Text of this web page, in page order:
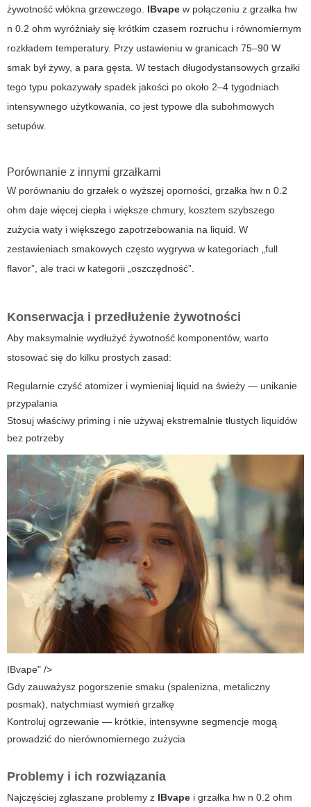
żywotność włókna grzewczego. IBvape w połączeniu z grzałka hw
n 0.2 ohm wyróżniały się krótkim czasem rozruchu i równomiernym
rozkładem temperatury. Przy ustawieniu w granicach 75–90 W
smak był żywy, a para gęsta. W testach długodystansowych grzałki
tego typu pokazywały spadek jakości po około 2–4 tygodniach
intensywnego użytkowania, co jest typowe dla subohmowych
setupów.
Porównanie z innymi grzałkami
W porównaniu do grzałek o wyższej oporności, grzałka hw n 0.2
ohm daje więcej ciepła i większe chmury, kosztem szybszego
zużycia waty i większego zapotrzebowania na liquid. W
zestawieniach smakowych często wygrywa w kategoriach „full
flavor”, ale traci w kategorii „oszczędność”.
Konserwacja i przedłużenie żywotności
Aby maksymalnie wydłużyć żywotność komponentów, warto
stosować się do kilku prostych zasad:
Regularnie czyść atomizer i wymieniaj liquid na świeży — unikanie
przypalania
Stosuj właściwy priming i nie używaj ekstremalnie tłustych liquidów
bez potrzeby
IBvape" />
Gdy zauważysz pogorszenie smaku (spalenizna, metaliczny
posmak), natychmiast wymień grzałkę
Kontroluj ogrzewanie — krótkie, intensywne segmencje mogą
prowadzić do nierównomiernego zużycia
Problemy i ich rozwiązania
Najczęściej zgłaszane problemy z IBvape i grzałka hw n 0.2 ohm